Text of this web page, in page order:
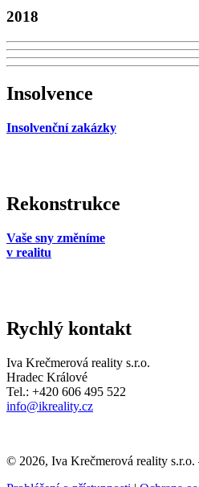
2018
Insolvence
Insolvenční zakázky
Rekonstrukce
Vaše sny změníme
v realitu
Rychlý kontakt
Iva Krečmerová reality s.r.o.
Hradec Králové
Tel.: +420 606 495 522
info@ikreality.cz
© 2026, Iva Krečmerová reality s.r.o.